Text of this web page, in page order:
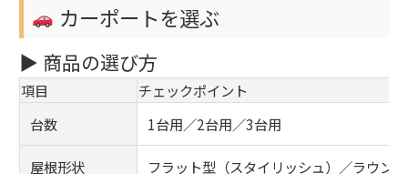
カーポートを選ぶ
▶ 商品の選び方
項目
チェックポイント
台数
1台用／2台用／3台用
屋根形状 フラット型（スタイリッシュ）／ラウン